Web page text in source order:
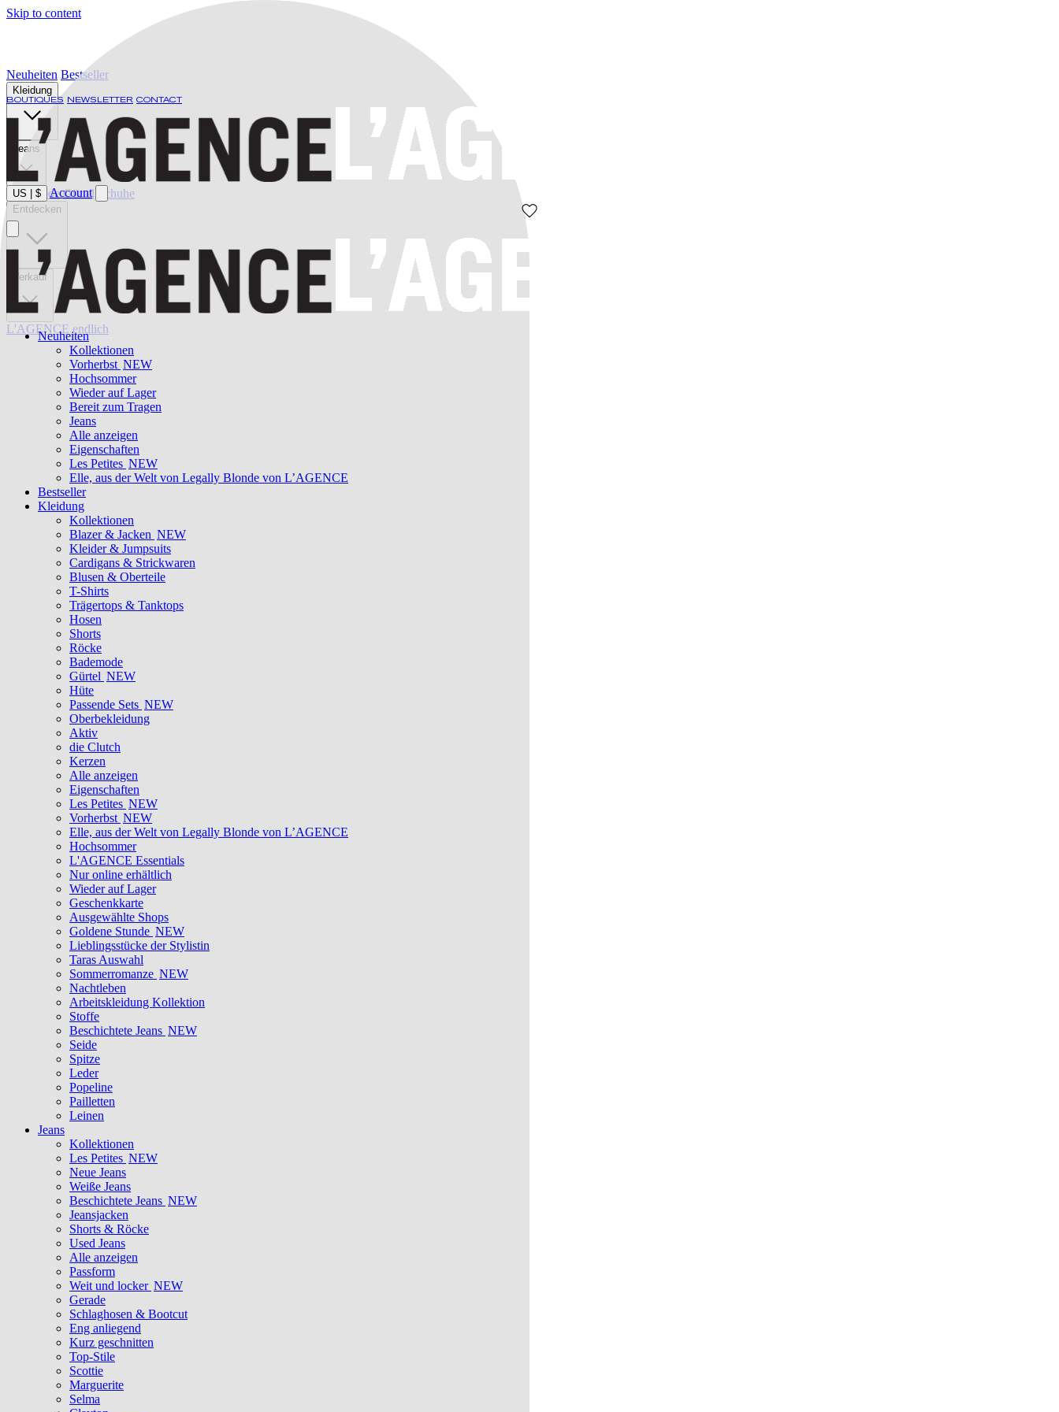
Skip to content
BOUTIQUES NEWSLETTER CONTACT
US $ Account
Neuheiten
Kollektionen
Vorherbst NEW
Hochsommer
Wieder auf Lager
Bereit zum Tragen
Jeans
Alle anzeigen
Eigenschaften
Les Petites NEW
Elle, aus der Welt von Legally Blonde von L’AGENCE
Bestseller
Kleidung
Kollektionen
Blazer & Jacken NEW
Kleider & Jumpsuits
Cardigans & Strickwaren
Blusen & Oberteile
T-Shirts
Trägertops & Tanktops
Hosen
Shorts
Röcke
Bademode
Gürtel NEW
Hüte
Passende Sets NEW
Oberbekleidung
Aktiv
die Clutch
Kerzen
Alle anzeigen
Eigenschaften
Les Petites NEW
Vorherbst NEW
Elle, aus der Welt von Legally Blonde von L’AGENCE
Hochsommer
L'AGENCE Essentials
Nur online erhältlich
Wieder auf Lager
Geschenkkarte
Ausgewählte Shops
Goldene Stunde NEW
Lieblingsstücke der Stylistin
Taras Auswahl
Sommerromanze NEW
Nachtleben
Arbeitskleidung Kollektion
Stoffe
Beschichtete Jeans NEW
Seide
Spitze
Leder
Popeline
Pailletten
Leinen
Jeans
Kollektionen
Les Petites NEW
Neue Jeans
Weiße Jeans
Beschichtete Jeans NEW
Jeansjacken
Shorts & Röcke
Used Jeans
Alle anzeigen
Passform
Weit und locker NEW
Gerade
Schlaghosen & Bootcut
Eng anliegend
Kurz geschnitten
Top-Stile
Scottie
Marguerite
Selma
Neuheiten Bestseller
Kleidung
Jeans
Bademode Gürtel Schuhe
Entdecken
Verkauf
L'AGENCE endlich